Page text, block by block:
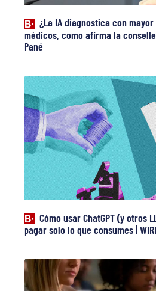
¿La IA diagnostica con
médicos, como afirma la
Pané
Cómo usar ChatGPT (y otros
pagar solo lo que consumes |